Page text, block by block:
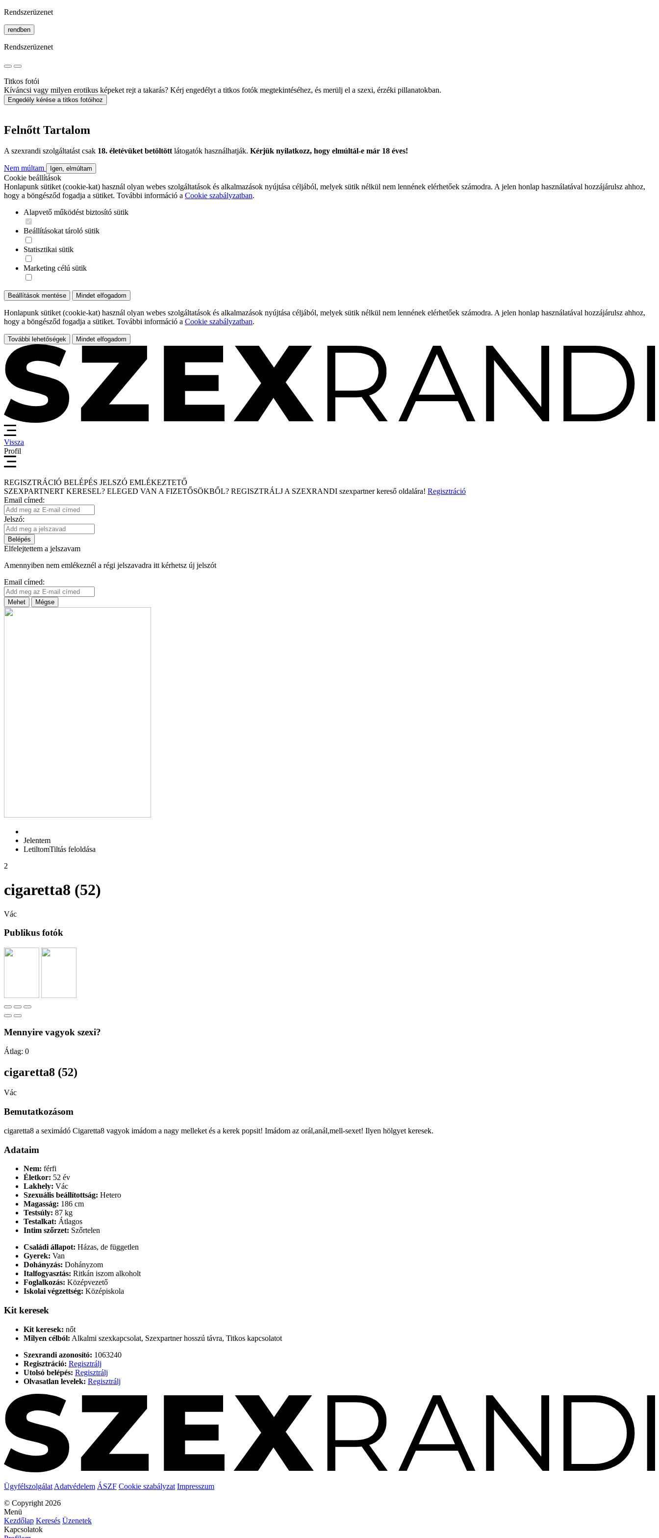
Rendszerüzenet
rendben
Rendszerüzenet
Titkos fotói
Kíváncsi vagy milyen erotikus képeket rejt a takarás? Kérj engedélyt a titkos fotók megtekintéséhez, és merülj el a szexi, érzéki pillanatokban.
Engedély kérése a titkos fotóihoz
Felnőtt Tartalom
A szexrandi szolgáltatást csak 18. életévüket betöltött látogatók használhatják. Kérjük nyilatkozz, hogy elmúltál-e már 18 éves!
Nem múltam Igen, elmúltam
Cookie beállítások
Honlapunk sütiket (cookie-kat) használ olyan webes szolgáltatások és alkalmazások nyújtása céljából, melyek sütik nélkül nem lennének elérhetőek számodra. A jelen honlap használatával hozzájárulsz ahhoz,
hogy a böngésződ fogadja a sütiket. További információ a Cookie szabályzatban.
Alapvető működést biztosító sütik
Beállításokat tároló sütik
Statisztikai sütik
Marketing célú sütik
Beállítások mentése Mindet elfogadom
Honlapunk sütiket (cookie-kat) használ olyan webes szolgáltatások és alkalmazások nyújtása céljából, melyek sütik nélkül nem lennének elérhetőek számodra. A jelen honlap használatával hozzájárulsz ahhoz,
hogy a böngésződ fogadja a sütiket. További információ a Cookie szabályzatban.
További lehetőségek Mindet elfogadom
Vissza
Profil
REGISZTRÁCIÓ BELÉPÉS JELSZÓ EMLÉKEZTETŐ
SZEXPARTNERT KERESEL? ELEGED VAN A FIZETŐSÖKBŐL? REGISZTRÁLJ A SZEXRANDI szexpartner kereső oldalára! Regisztráció
Email címed:
Jelszó:
Belépés
Elfelejtettem a jelszavam
Amennyiben nem emlékeznél a régi jelszavadra itt kérhetsz új jelszót
Email címed:
Mehet Mégse
Jelentem
LetiltomTiltás feloldása
2
cigaretta8 (52)
Vác
Publikus fotók
Mennyire vagyok szexi?
Átlag: 0
cigaretta8 (52)
Vác
Bemutatkozásom
cigaretta8 a seximádó Cigaretta8 vagyok imádom a nagy melleket és a kerek popsit! Imádom az orál,anál,mell-sexet! Ilyen hölgyet keresek.
Adataim
Nem: férfi
Életkor: 52 év
Lakhely: Vác
Szexuális beállítottság: Hetero
Magasság: 186 cm
Testsúly: 87 kg
Testalkat: Átlagos
Intim szőrzet: Szőrtelen
Családi állapot: Házas, de független
Gyerek: Van
Dohányzás: Dohányzom
Italfogyasztás: Ritkán iszom alkoholt
Foglalkozás: Középvezető
Iskolai végzettség: Középiskola
Kit keresek
Kit keresek: nőt
Milyen célból: Alkalmi szexkapcsolat, Szexpartner hosszú távra, Titkos kapcsolatot
Szexrandi azonosító: 1063240
Regisztráció: Regisztrálj
Utolsó belépés: Regisztrálj
Olvasatlan levelek: Regisztrálj
Ügyfélszolgálat Adatvédelem ÁSZF Cookie szabályzat Impresszum
© Copyright 2026
Menü
Kezdőlap Keresés Üzenetek
Kapcsolatok